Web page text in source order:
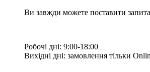
Ви завжди можете поставити
Робочі дні: 9:00-18:00
Вихідні дні: замовлення тільки